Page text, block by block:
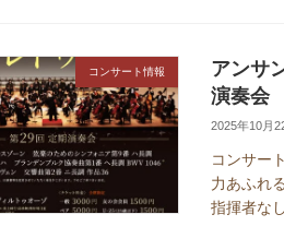
コンサート情報
アンサ
演奏会
2025年10月
コンサー
力あふれ
指揮者な